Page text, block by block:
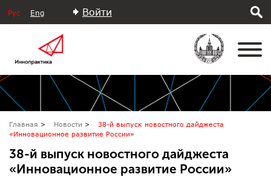
Рус Eng Войти
Главная Новости
38-й выпуск новостного дайджеста
«Инновационное развитие России»
38-й выпуск новостного дайджеста
«Инновационное развитие России»